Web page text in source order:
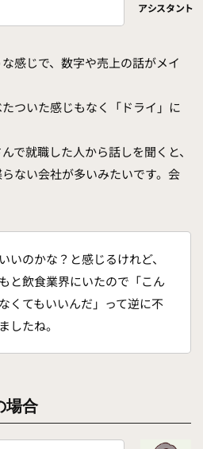
感じで、数字や売上の話がメイ
ついた感じもなく「ドライ」に
で就職した人から話しを聞くと、
ない会社が多いみたいです。会
いのかな？と感じるけれど、
と飲食業界にいたので「こん
くてもいいんだ」って逆に不
したね。
場合